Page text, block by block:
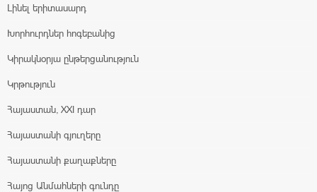
Լինել երիտասարդ
Խորհուրդներ հոգեբանից
Կիրակնօրյա ընթերցանություն
Կրթություն
Հայաստան, XXI դար
Հայաստանի գյուղերը
Հայաստանի քաղաքները
Հայոց Անմահների գունդը